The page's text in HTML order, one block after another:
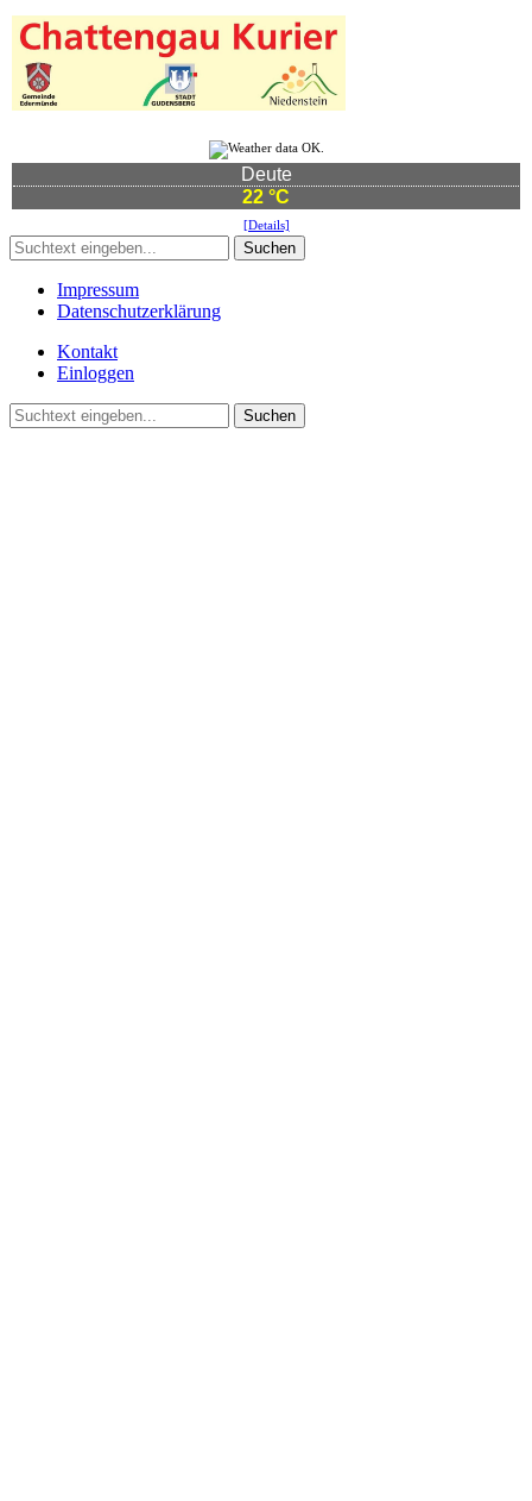
Deute
22 °C
[Details]
Suchen
Impressum
Datenschutzerklärung
Kontakt
Einloggen
Suchen